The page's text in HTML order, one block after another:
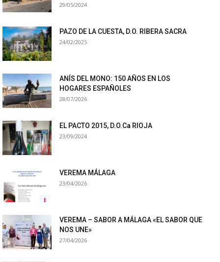
29/05/2024
PAZO DE LA CUESTA, D.O. RIBERA SACRA
24/02/2025
ANÍS DEL MONO: 150 AÑOS EN LOS
HOGARES ESPAÑOLES
28/07/2026
EL PACTO 2015, D.O.Ca RIOJA
23/09/2024
VEREMA MÁLAGA
23/04/2026
VEREMA – SABOR A MÁLAGA «EL SABOR QUE
NOS UNE»
27/04/2026